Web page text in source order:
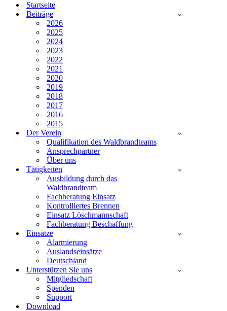
Startseite
Beiträge
2026
2025
2024
2023
2022
2021
2020
2019
2018
2017
2016
2015
Der Verein
Qualifikation des Waldbrandteams
Ansprechpartner
Über uns
Tätigkeiten
Ausbildung durch das
Waldbrandteam
Fachberatung Einsatz
Kontrolliertes Brennen
Einsatz Löschmannschaft
Fachberatung Beschaffung
Einsätze
Alarmierung
Auslandseinsätze
Deutschland
Unterstützen Sie uns
Mitgliedschaft
Spenden
Support
Download